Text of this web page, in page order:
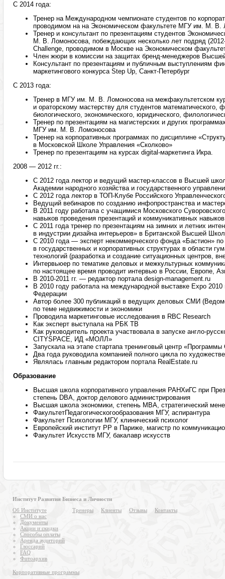
С 2014 года:
Тренер на Международном чемпионате студентов по
проводимом на на Экономическом факультете МГУ им. М. В.
Тренер и консультант по презентациям студентов
М. В. Ломоносова, побеждающих несколько лет подряд
Challenge, проводимом в Москве на Экономическом
Член жюри в комиссии на защитах бренд-менеджеров
Консультант по презентациям и публичным выступлениям
маркетингового конкурса Step Up, Санкт-Петербург
С 2013 года:
Тренер в МГУ им. М. В. Ломоносова на межфакультетском
и ораторскому мастерству для студентов математического,
биологического, экономического, юридического,
Тренер по презентациям на магистерских и других
МГУ им. М. В. Ломоносова
Тренер на корпоративных программах по дисциплине
в Московской Школе Управления «Сколково»
Тренер по презентациям на курсах digital-маркетинга Икра.
2008 — 2012 гг.:
С 2012 года лектор и ведущий мастер-классов в Высшей
Академии народного хозяйства и государственного
C 2012 года лектор в ТОП-Клубе Российского
Ведущий вебинаров по созданию инфопространства и
В 2011 году работала с учащимися Московского
навыков проведения презентаций и коммуникативных навыков
С 2011 года тренер по презентациям на зимних и летних
в индустрии дизайна интерьеров» в Британской Высшей
С 2010 года — эксперт некоммерческого фонда «Бастион» по
в государственных и корпоративных структурах в области
технологий (разработка и создание ситуационных центров,
Интервьюер по тематике деловых и межкультурных
по настоящее время проводит интервью в России, Европе,
В 2010-2011 гг. — редактор портала design-management.ru
В 2010 году работала на международной выставке Expo
Федерации
Автор более 300 публикаций в ведущих деловых СМИ
по теме недвижимости и экономики
Проводила маркетинговые исследования в RBC Research
Как эксперт выступала на РБК ТВ
Как руководитель проекта участвовала в запуске англо-
CITYSPACE, ИД «МОЛЛ»
Запускала на этапе стартапа тренинговый центр
Два года руководила компанией полного цикла по
Являлась главным редактором портала RealEstate.ru
Образование
Высшая школа корпоративного управления РАНХиГС при
степень DBA, доктор делового администрирования
Высшая школа экономики, степень МВА, стратегический
ФакультетПедагогическогообразования МГУ, аспирантура
Факультет Психологии МГУ, клинический психолог
Европейский институт PP в Париже, магистр по
Факультет Искусств МГУ, бакалавр искусств
Институт Развития Бизнеса и Личности
Об Институте
СМИ о нас
Документы
Акции и скидки
Способы оплаты
Аренда аудиторий
Глоссарий
FAQ
Фотоархив
Тренеры Клиенты Отзывы Контакты
Корпоративные программы